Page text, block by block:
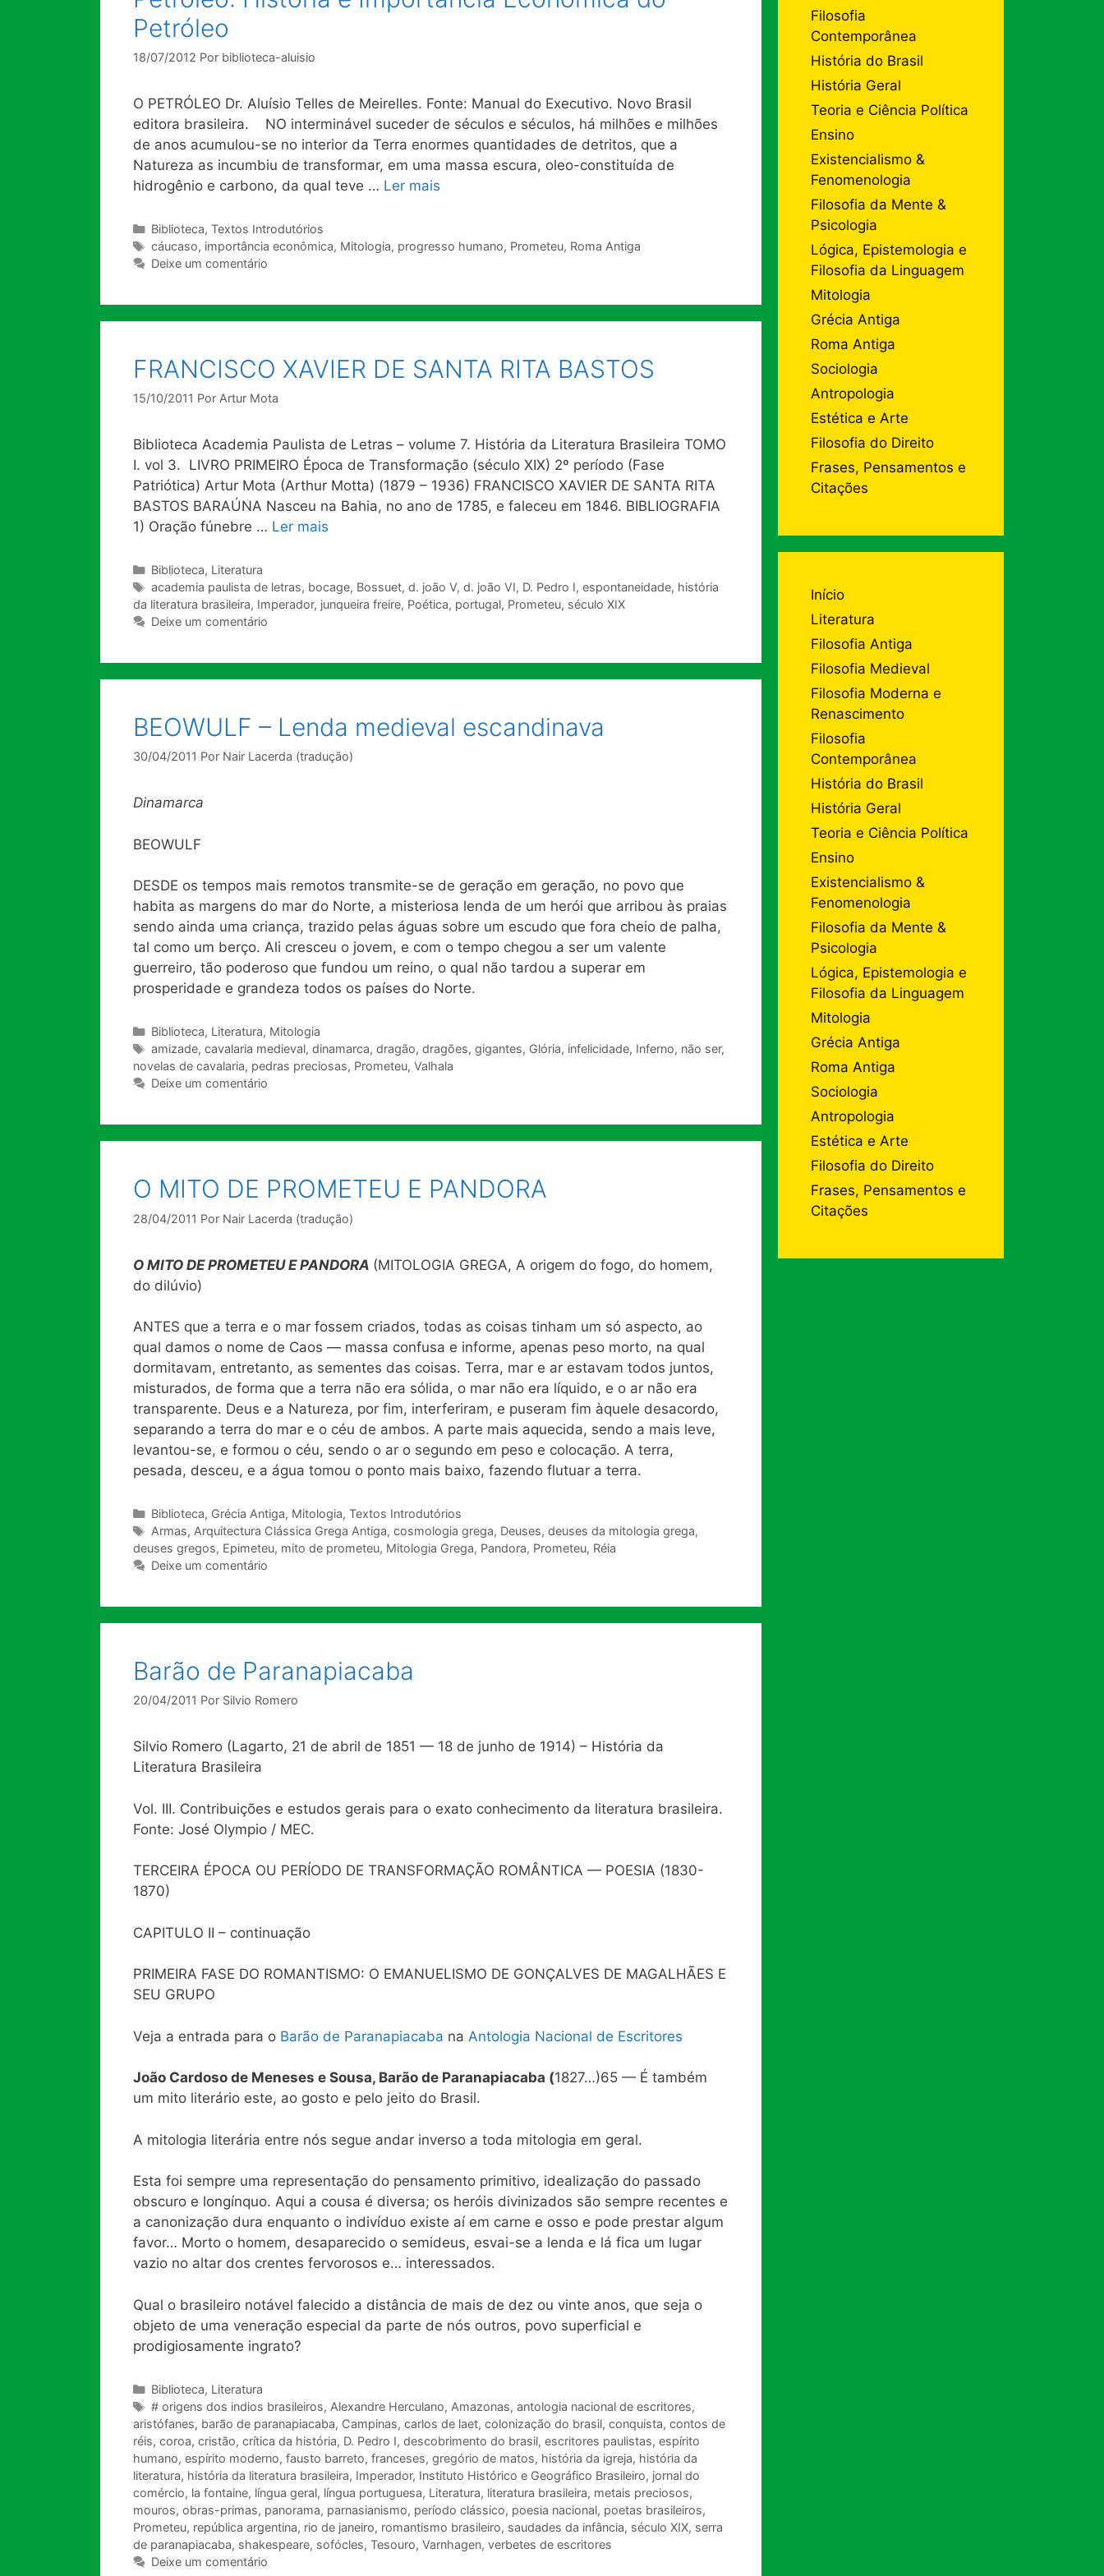
Petróleo
18/07/2012 Por biblioteca-aluisio
O PETRÓLEO Dr. Aluísio Telles de Meirelles. Fonte: Manual do Executivo. Novo Brasil
editora brasileira. NO interminável suceder de séculos e séculos, há milhões e milhões
de anos acumulou-se no interior da Terra enormes quantidades de detritos, que a
Natureza as incumbiu de transformar, em uma massa escura, oleo-constituída de
hidrogênio e carbono, da qual teve … Ler mais
Categorias
Biblioteca, Textos Introdutórios
Tags
cáucaso, importância econômica, Mitologia, progresso humano, Prometeu, Roma Antiga
Deixe um comentário
FRANCISCO XAVIER DE SANTA RITA BASTOS
15/10/2011 Por Artur Mota
Biblioteca Academia Paulista de Letras – volume 7. História da Literatura Brasileira TOMO
I. vol 3. LIVRO PRIMEIRO Época de Transformação (século XIX) 2º período (Fase
Patriótica) Artur Mota (Arthur Motta) (1879 – 1936) FRANCISCO XAVIER DE SANTA RITA
BASTOS BARAÚNA Nasceu na Bahia, no ano de 1785, e faleceu em 1846. BIBLIOGRAFIA
1) Oração fúnebre … Ler mais
Categorias
Biblioteca, Literatura
Tags
academia paulista de letras, bocage, Bossuet, d. joão V, d. joão VI, D. Pedro I, espontaneidade, história
da literatura brasileira, Imperador, junqueira freire, Poética, portugal, Prometeu, século XIX
Deixe um comentário
BEOWULF – Lenda medieval escandinava
30/04/2011 Por Nair Lacerda (tradução)
Dinamarca
BEOWULF
DESDE os tempos mais remotos transmite-se de geração em geração, no povo que
habita as margens do mar do Norte, a misteriosa lenda de um herói que arribou às praias
sendo ainda uma criança, trazido pelas águas sobre um escudo que fora cheio de palha,
tal como um berço. Ali cresceu o jovem, e com o tempo chegou a ser um valente
guerreiro, tão poderoso que fundou um reino, o qual não tardou a superar em
prosperidade e grandeza todos os países do Norte.
Categorias
Biblioteca, Literatura, Mitologia
Tags
amizade, cavalaria medieval, dinamarca, dragão, dragões, gigantes, Glória, infelicidade, Inferno, não ser,
novelas de cavalaria, pedras preciosas, Prometeu, Valhala
Deixe um comentário
O MITO DE PROMETEU E PANDORA
28/04/2011 Por Nair Lacerda (tradução)
O MITO DE PROMETEU E PANDORA (MITOLOGIA GREGA, A origem do fogo, do homem,
do dilúvio)
ANTES que a terra e o mar fossem criados, todas as coisas tinham um só aspecto, ao
qual damos o nome de Caos — massa confusa e informe, apenas peso morto, na qual
dormitavam, entretanto, as sementes das coisas. Terra, mar e ar estavam todos juntos,
misturados, de forma que a terra não era sólida, o mar não era líquido, e o ar não era
transparente. Deus e a Natureza, por fim, interferiram, e puseram fim àquele desacordo,
separando a terra do mar e o céu de ambos. A parte mais aquecida, sendo a mais leve,
levantou-se, e formou o céu, sendo o ar o segundo em peso e colocação. A terra,
pesada, desceu, e a água tomou o ponto mais baixo, fazendo flutuar a terra.
Categorias
Biblioteca, Grécia Antiga, Mitologia, Textos Introdutórios
Tags
Armas, Arquitectura Clássica Grega Antiga, cosmologia grega, Deuses, deuses da mitologia grega,
deuses gregos, Epimeteu, mito de prometeu, Mitologia Grega, Pandora, Prometeu, Réia
Deixe um comentário
Barão de Paranapiacaba
20/04/2011 Por Silvio Romero
Silvio Romero (Lagarto, 21 de abril de 1851 — 18 de junho de 1914) – História da
Literatura Brasileira
Vol. III. Contribuições e estudos gerais para o exato conhecimento da literatura brasileira.
Fonte: José Olympio / MEC.
TERCEIRA ÉPOCA OU PERÍODO DE TRANSFORMAÇÃO ROMÂNTICA — POESIA (1830-
1870)
CAPITULO II – continuação
PRIMEIRA FASE DO ROMANTISMO: O EMANUELISMO DE GONÇALVES DE MAGALHÃES E
SEU GRUPO
Veja a entrada para o Barão de Paranapiacaba na Antologia Nacional de Escritores
João Cardoso de Meneses e Sousa, Barão de Paranapiacaba (1827…)65 — É também
um mito literário este, ao gosto e pelo jeito do Brasil.
A mitologia literária entre nós segue andar inverso a toda mitologia em geral.
Esta foi sempre uma representação do pensamento primitivo, idealização do passado
obscuro e longínquo. Aqui a cousa é diversa; os heróis divinizados são sempre recentes e
a canonização dura enquanto o indivíduo existe aí em carne e osso e pode prestar algum
favor… Morto o homem, desaparecido o semideus, esvai-se a lenda e lá fica um lugar
vazio no altar dos crentes fervorosos e… interessados.
Qual o brasileiro notável falecido a distância de mais de dez ou vinte anos, que seja o
objeto de uma veneração especial da parte de nós outros, povo superficial e
prodigiosamente ingrato?
Categorias
Biblioteca, Literatura
Tags
# origens dos indios brasileiros, Alexandre Herculano, Amazonas, antologia nacional de escritores,
aristófanes, barão de paranapiacaba, Campinas, carlos de laet, colonização do brasil, conquista, contos de
réis, coroa, cristão, crítica da história, D. Pedro I, descobrimento do brasil, escritores paulistas, espírito
humano, espírito moderno, fausto barreto, franceses, gregório de matos, história da igreja, história da
literatura, história da literatura brasileira, Imperador, Instituto Histórico e Geográfico Brasileiro, jornal do
comércio, la fontaine, língua geral, língua portuguesa, Literatura, literatura brasileira, metais preciosos,
mouros, obras-primas, panorama, parnasianismo, período clássico, poesia nacional, poetas brasileiros,
Prometeu, república argentina, rio de janeiro, romantismo brasileiro, saudades da infância, século XIX, serra
de paranapiacaba, shakespeare, sofócles, Tesouro, Varnhagen, verbetes de escritores
Deixe um comentário
Filosofia
Contemporânea
História do Brasil
História Geral
Teoria e Ciência Política
Ensino
Existencialismo &
Fenomenologia
Filosofia da Mente &
Psicologia
Lógica, Epistemologia e
Filosofia da Linguagem
Mitologia
Grécia Antiga
Roma Antiga
Sociologia
Antropologia
Estética e Arte
Filosofia do Direito
Frases, Pensamentos e
Citações
Início
Literatura
Filosofia Antiga
Filosofia Medieval
Filosofia Moderna e
Renascimento
Filosofia
Contemporânea
História do Brasil
História Geral
Teoria e Ciência Política
Ensino
Existencialismo &
Fenomenologia
Filosofia da Mente &
Psicologia
Lógica, Epistemologia e
Filosofia da Linguagem
Mitologia
Grécia Antiga
Roma Antiga
Sociologia
Antropologia
Estética e Arte
Filosofia do Direito
Frases, Pensamentos e
Citações